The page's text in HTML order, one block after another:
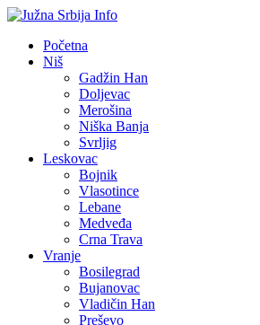
Početna
Niš
Gadžin Han
Doljevac
Merošina
Niška Banja
Svrljig
Leskovac
Bojnik
Vlasotince
Lebane
Medveđa
Crna Trava
Vranje
Bosilegrad
Bujanovac
Vladičin Han
Preševo